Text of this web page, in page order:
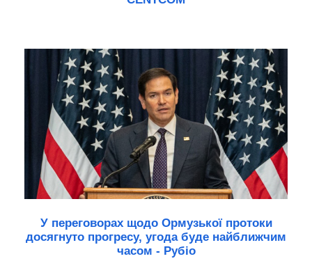
У переговорах щодо Ормузької протоки
досягнуто прогресу, угода буде найближчим
часом - Рубіо